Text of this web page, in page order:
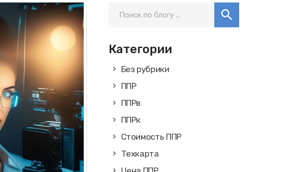
Категории
Без рубрики
ППР
ППРв
ППРк
Стоимость ППР
Техкарта